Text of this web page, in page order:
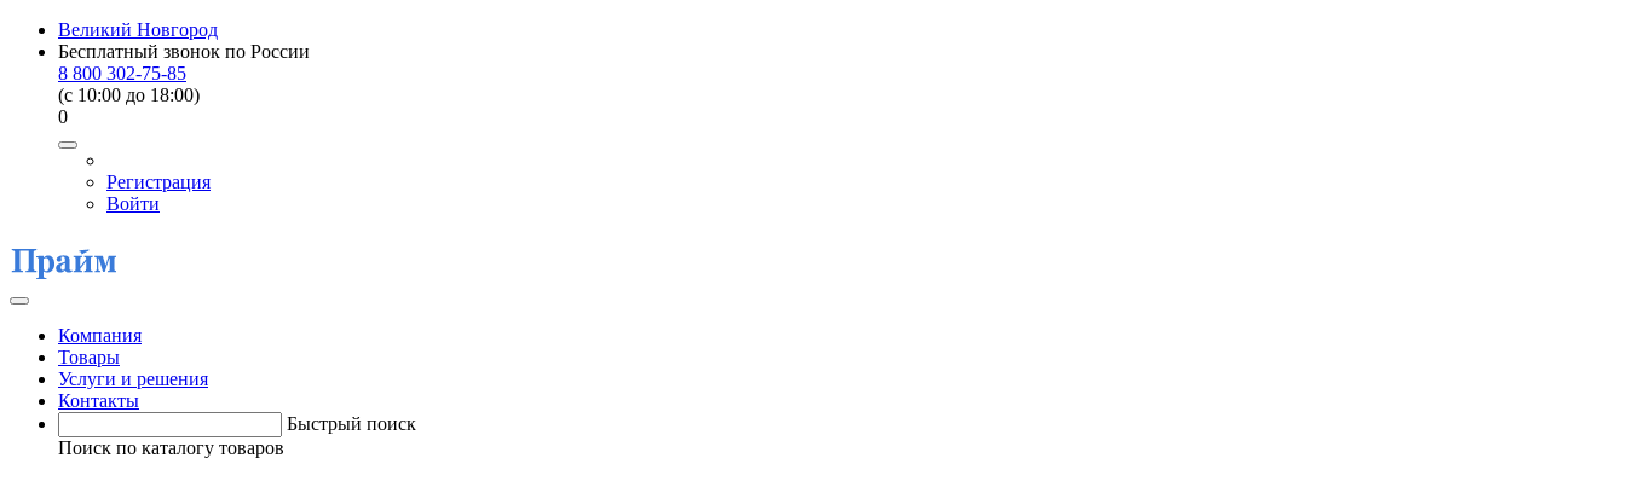
Великий Новгород
Бесплатный звонок по России
8 800 302-75-85
(c 10:00 до 18:00)
0
Регистрация
Войти
Компания
Товары
Услуги и решения
Контакты
Быстрый поиск
Поиск по каталогу товаров